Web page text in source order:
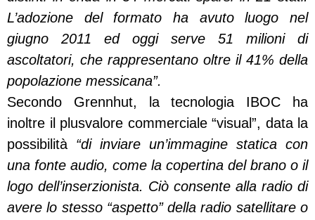
L’adozione del formato ha avuto luogo nel
giugno 2011 ed oggi serve 51 milioni di
ascoltatori, che rappresentano oltre il 41% della
popolazione messicana”.
Secondo Grennhut, la tecnologia IBOC ha
inoltre il plusvalore commerciale “visual”, data la
possibilità “di inviare un’immagine statica con
una fonte audio, come la copertina del brano o il
logo dell’inserzionista. Ciò consente alla radio di
avere lo stesso “aspetto” della radio satellitare o